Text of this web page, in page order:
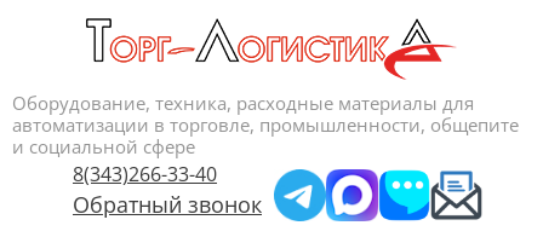
Оборудование, техника, расходные материалы для
автоматизации в торговле, промышленности, общепите
и социальной сфере
8(343)266-33-40
Обратный звонок